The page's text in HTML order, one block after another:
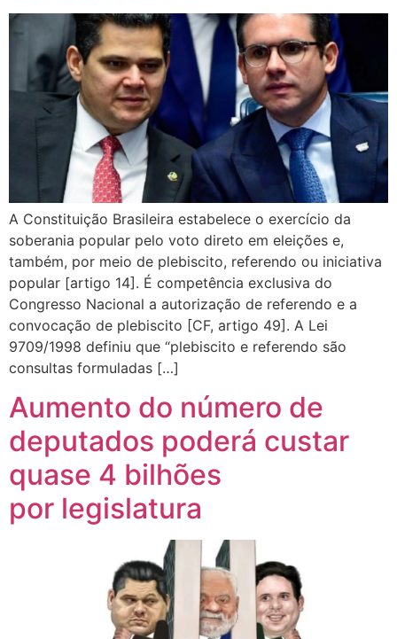
A Constituição Brasileira estabelece o exercício da
soberania popular pelo voto direto em eleições e,
também, por meio de plebiscito, referendo ou iniciativa
popular [artigo 14]. É competência exclusiva do
Congresso Nacional a autorização de referendo e a
convocação de plebiscito [CF, artigo 49]. A Lei
9709/1998 definiu que “plebiscito e referendo são
consultas formuladas […]
Aumento do número de
deputados poderá custar
quase 4 bilhões
por legislatura